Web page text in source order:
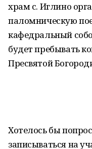
храм с. Иглино
паломническую
кафедральный
будет пребывать
Пресвятой
Хотелось бы
записываться на